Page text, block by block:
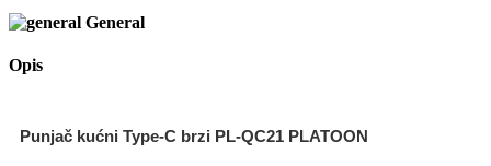
General
Opis
Punjač kućni Type-C brzi PL-QC21 PLATOON